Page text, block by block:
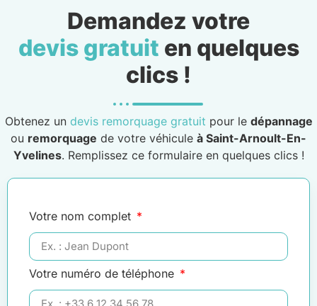
Demandez votre
devis gratuit en quelques
clics !
Obtenez un devis remorquage gratuit pour le dépannage
ou remorquage de votre véhicule à Saint-Arnoult-En-
Yvelines. Remplissez ce formulaire en quelques clics !
Votre nom complet
Votre numéro de téléphone